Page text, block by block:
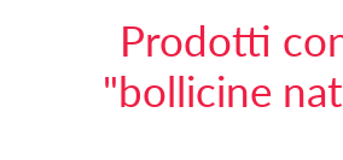
Prodotti
"bollicine